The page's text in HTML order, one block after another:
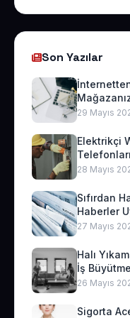
Son Yazılar
29 Mayıs
Elektrikçi
28 Mayıs
Sıfırdan
Haberler
27 Mayıs
Halı
İş
26 Mayıs
Sigorta